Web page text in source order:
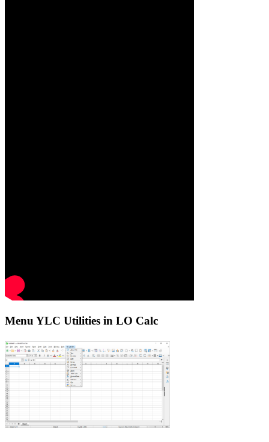
Menu YLC Utilities in LO Calc